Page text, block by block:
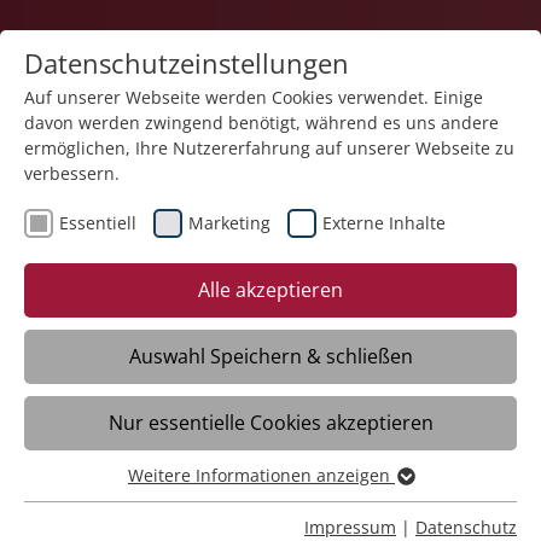
Karriere
05.09.2025
Stiftung Liebenau begrüßt
ihre neuen Nachwuchskräfte
Meckenbeuren/Liebenau – Für ihre neuen
Nachwuchskräfte hat die Stiftung
Liebenau einen großen Einführungstag
am Standort Liebenau veranstaltet. Mehr
Datenschutzeinstellungen
Auf unserer Webseite werden Cookies verwendet. Einige
davon werden zwingend benötigt, während es uns andere
ermöglichen, Ihre Nutzererfahrung auf unserer Webseite zu
verbessern.
Essentiell Marketing Externe Inhalte
Alle akzeptieren
Auswahl Speichern & schließen
Nur essentielle Cookies akzeptieren
Essentiell
Essentielle Cookies werden für grundlegende Funktionen
Weitere Informationen anzeigen
Impressum | Datenschutz